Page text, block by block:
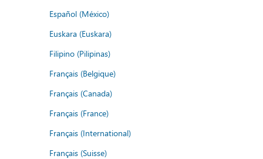
Español (México)
Euskara (Euskara)
Filipino (Pilipinas)
Français (Belgique)
Français (Canada)
Français (France)
Français (International)
Français (Suisse)